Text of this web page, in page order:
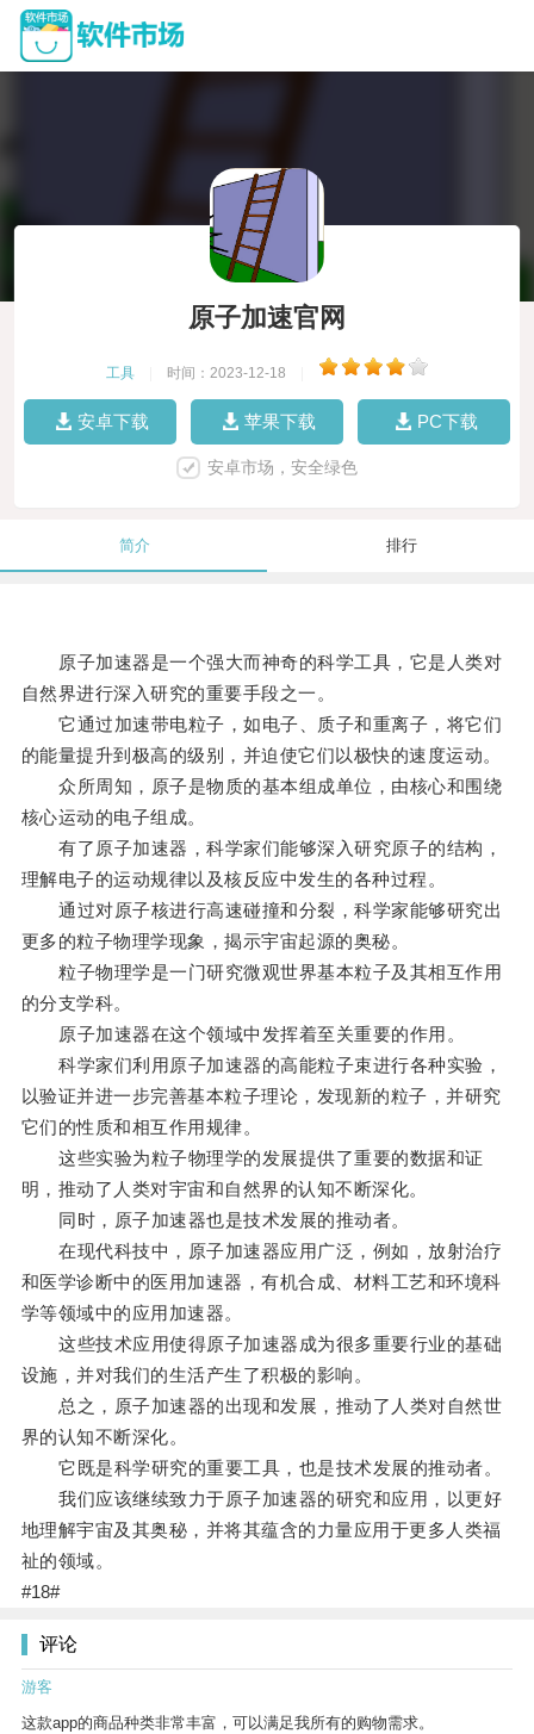
原子加速官网
工具 时间：2023-12-18
安卓下载 苹果下载 PC下载
安卓市场，安全绿色
简介 排行
原子加速器是一个强大而神奇的科学工具，它是人类对
自然界进行深入研究的重要手段之一。
它通过加速带电粒子，如电子、质子和重离子，将它们
的能量提升到极高的级别，并迫使它们以极快的速度运动。
众所周知，原子是物质的基本组成单位，由核心和围绕
核心运动的电子组成。
有了原子加速器，科学家们能够深入研究原子的结构，
理解电子的运动规律以及核反应中发生的各种过程。
通过对原子核进行高速碰撞和分裂，科学家能够研究出
更多的粒子物理学现象，揭示宇宙起源的奥秘。
粒子物理学是一门研究微观世界基本粒子及其相互作用
的分支学科。
原子加速器在这个领域中发挥着至关重要的作用。
科学家们利用原子加速器的高能粒子束进行各种实验，
以验证并进一步完善基本粒子理论，发现新的粒子，并研究
它们的性质和相互作用规律。
这些实验为粒子物理学的发展提供了重要的数据和证
明，推动了人类对宇宙和自然界的认知不断深化。
同时，原子加速器也是技术发展的推动者。
在现代科技中，原子加速器应用广泛，例如，放射治疗
和医学诊断中的医用加速器，有机合成、材料工艺和环境科
学等领域中的应用加速器。
这些技术应用使得原子加速器成为很多重要行业的基础
设施，并对我们的生活产生了积极的影响。
总之，原子加速器的出现和发展，推动了人类对自然世
界的认知不断深化。
它既是科学研究的重要工具，也是技术发展的推动者。
我们应该继续致力于原子加速器的研究和应用，以更好
地理解宇宙及其奥秘，并将其蕴含的力量应用于更多人类福
祉的领域。
#18#
评论
游客
这款app的商品种类非常丰富，可以满足我所有的购物需求。